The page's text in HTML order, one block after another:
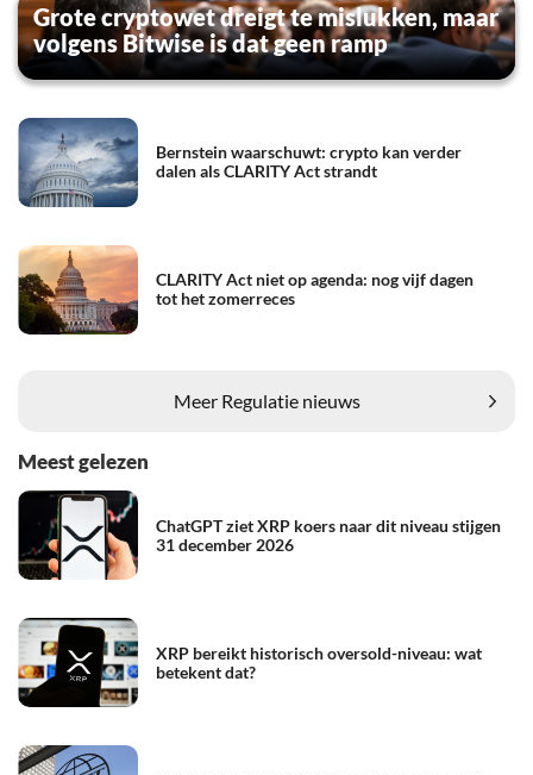
Grote cryptowet dreigt te mislukken, maar
volgens Bitwise is dat geen ramp
Bernstein waarschuwt: crypto kan verder
dalen als CLARITY Act strandt
CLARITY Act niet op agenda: nog vijf dagen
tot het zomerreces
Meer Regulatie nieuws
Meest gelezen
ChatGPT ziet XRP koers naar dit niveau stijgen
31 december 2026
XRP bereikt historisch oversold-niveau: wat
betekent dat?